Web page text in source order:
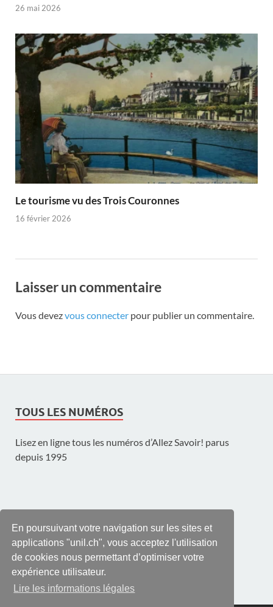
En poursuivant votre navigation sur les sites et
applications "unil.ch", vous acceptez l'utilisation
de cookies nous permettant d’optimiser votre
expérience utilisateur.
Lire les informations légales
26 mai 2026
Le tourisme vu des Trois Couronnes
16 février 2026
Laisser un commentaire
Vous devezvous connecter pour publier un commentaire.
TOUS LES NUMÉROS
Lisez en ligne tous les numéros d’Allez Savoir! parus
depuis 1995